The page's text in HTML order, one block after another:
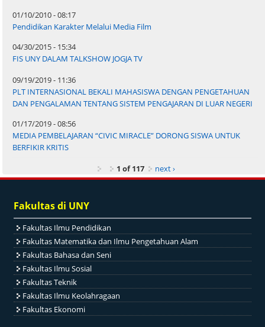
01/10/2010 - 08:17
Pendidikan Karakter Melalui Media Film
04/30/2015 - 15:34
FIS UNY DALAM TALKSHOW JOGJA TV
09/19/2019 - 11:36
PLT INTERNASIONAL BEKALI MAHASISWA DENGAN PENGETAHUAN
DAN PENGALAMAN TENTANG SISTEM PENGAJARAN DI LUAR NEGERI
01/17/2019 - 08:56
MEDIA PEMBELAJARAN “CIVIC MIRACLE” DORONG SISWA UNTUK
BERFIKIR KRITIS
1 of 117
next ›
Fakultas di UNY
Fakultas Ilmu Pendidikan
Fakultas Matematika dan Ilmu Pengetahuan Alam
Fakultas Bahasa dan Seni
Fakultas Ilmu Sosial
Fakultas Teknik
Fakultas Ilmu Keolahragaan
Fakultas Ekonomi